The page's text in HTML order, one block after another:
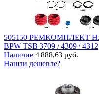
505150
BPW TSB 3709 / 4309 / 4312
Наличие 4 888,63 руб.
Нашли дешевле?